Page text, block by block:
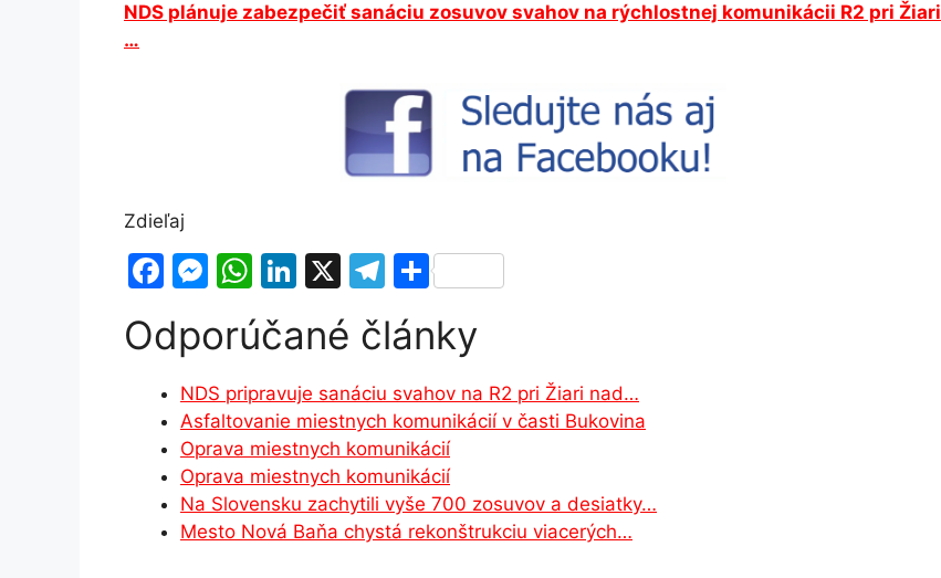
NDS plánuje zabezpečiť sanáciu zosuvov svahov na rýchlostnej komunikácii R2 pri Žiari
…
Zdieľaj
F
c
e
b
o
o
k
M
s
s
e
n
g
er
W
at
A
p
p
Li
k
e
dI
n
X
T
e
a
m
S
ar
Odporúčané články
NDS pripravuje sanáciu svahov na R2 pri Žiari nad…
Asfaltovanie miestnych komunikácií v časti Bukovina
Oprava miestnych komunikácií
Oprava miestnych komunikácií
Na Slovensku zachytili vyše 700 zosuvov a desiatky…
Mesto Nová Baňa chystá rekonštrukciu viacerých…